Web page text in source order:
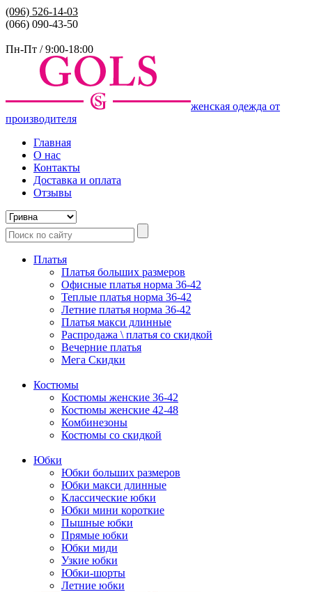
(096) 526-14-03
(066) 090-43-50
Пн-Пт / 9:00-18:00
женская одежда от
производителя
Главная
О нас
Контакты
Доставка и оплата
Отзывы
Платья
Платья больших размеров
Офисные платья норма 36-42
Теплые платья норма 36-42
Летние платья норма 36-42
Платья макси длинные
Распродажа \ платья со скидкой
Вечерние платья
Мега Скидки
Костюмы
Костюмы женские 36-42
Костюмы женские 42-48
Комбинезоны
Костюмы со скидкой
Юбки
Юбки больших размеров
Юбки макси длинные
Классические юбки
Юбки мини короткие
Пышные юбки
Прямые юбки
Юбки миди
Узкие юбки
Юбки-шорты
Летние юбки